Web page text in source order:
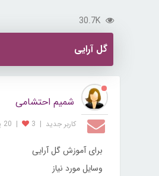
30.7K
گل آرایی
شمیم احتشامی
کاربر جديد |
3
| 20 پست
برای آموزش گل آرایی
وسایل مورد نیاز